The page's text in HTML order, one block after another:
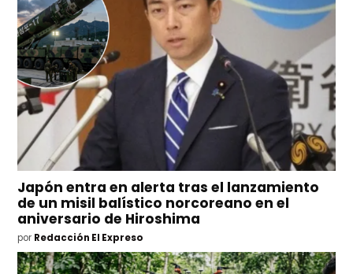
Japón entra en alerta tras el lanzamiento
de un misil balístico norcoreano en el
aniversario de Hiroshima
por Redacción El Expreso